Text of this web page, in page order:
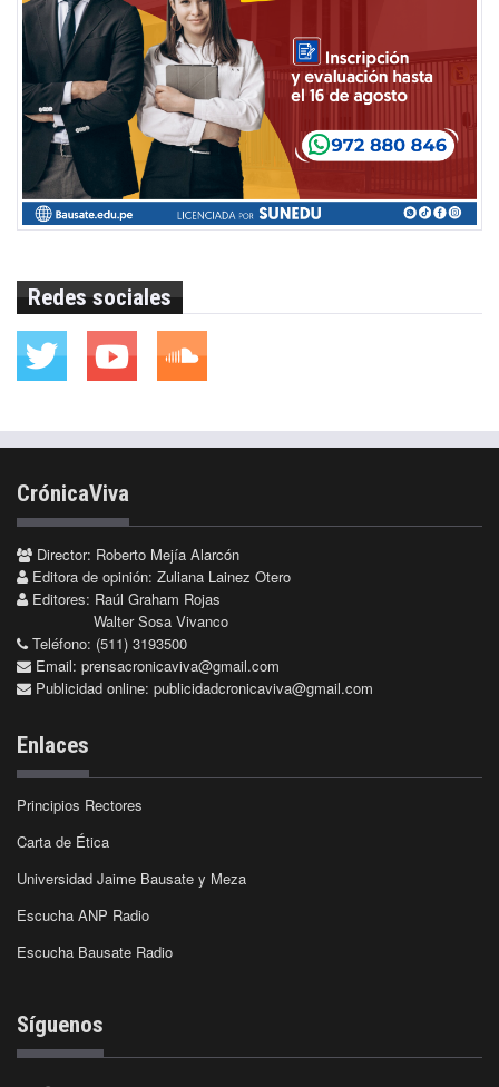
Redes sociales
CrónicaViva
Director: Roberto Mejía Alarcón
Editora de opinión: Zuliana Lainez Otero
Editores: Raúl Graham Rojas
Walter Sosa Vivanco
Teléfono: (511) 3193500
Email: prensacronicaviva@gmail.com
Publicidad online: publicidadcronicaviva@gmail.com
Enlaces
Principios Rectores
Carta de Ética
Universidad Jaime Bausate y Meza
Escucha ANP Radio
Escucha Bausate Radio
Síguenos